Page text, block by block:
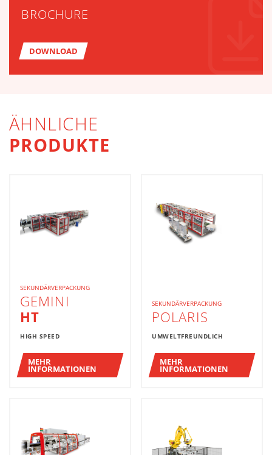
BROCHURE
DOWNLOAD
ÄHNLICHE
PRODUKTE
SEKUNDÄRVERPACKUNG
GEMINI
HT
HIGH SPEED
MEHR
INFORMATIONEN
SEKUNDÄRVERPACKUNG
POLARIS
UMWELTFREUNDLICH
MEHR
INFORMATIONEN